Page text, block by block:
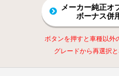
メーカー純正オ
ボーナス併
ボタンを押すと車種以外
グレードから再選択